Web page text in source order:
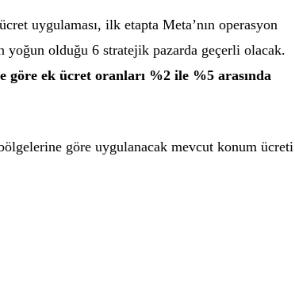
uygulaması, ilk etapta Meta’nın operasyon
yoğun olduğu 6 stratejik pazarda geçerli olacak.
göre ek ücret oranları %2 ile %5 arasında
göre uygulanacak mevcut konum ücreti